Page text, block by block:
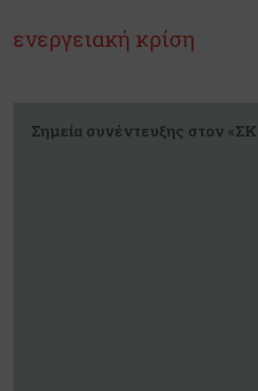
ενεργειακή κρίση
Σημεία συνέντευξης στον